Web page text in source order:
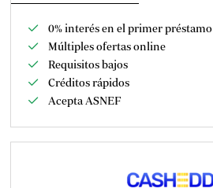
0% interés en el primer préstamo
Múltiples ofertas online
Requisitos bajos
Créditos rápidos
Acepta ASNEF